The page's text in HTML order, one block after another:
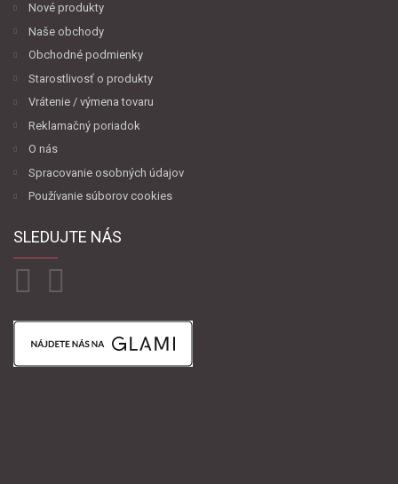
Nové produkty
Naše obchody
Obchodné podmienky
Starostlivosť o produkty
Vrátenie / výmena tovaru
Reklamačný poriadok
O nás
Spracovanie osobných údajov
Používanie súborov cookies
SLEDUJTE NÁS